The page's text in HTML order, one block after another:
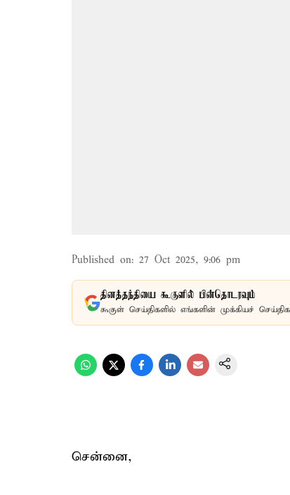
Published on: 27 Oct 2025, 9:06 pm
தினத்தந்தியை கூகுளில் பின்தொடரவும்
கூகுள் செய்திகளில் எங்களின் முக்கியச்
சென்னை,